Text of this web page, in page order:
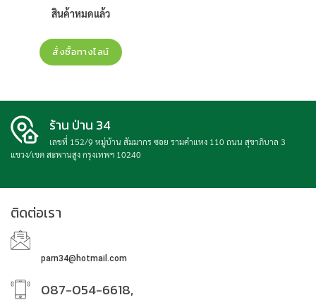
5,990฿.
สินค้าหมดแล้ว
สั่งซื้อทางไลน์
ร้าน ป่าน 34
เลขที่ 152/9 หมู่บ้าน สัมมากร ซอย รามคำแหง 110 ถนน สุขาภิบาล 3
แขวง/เขต สะพานสูง กรุงเทพฯ 10240
ติดต่อเรา
parn34@hotmail.com
087-054-6618,